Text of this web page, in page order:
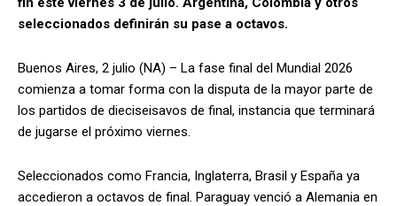
seleccionados definirán su pase a octavos.
Buenos Aires, 2 julio (NA) – La fase final del Mundial 2026
comienza a tomar forma con la disputa de la mayor parte de
los partidos de dieciseisavos de final, instancia que terminará
de jugarse el próximo viernes.
Seleccionados como Francia, Inglaterra, Brasil y España ya
accedieron a octavos de final. Paraguay venció a Alemania en